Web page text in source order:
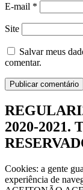
E-mail *
Site
Salvar meus
comentar.
2020-2021.
Cookies: a gente
experiência de